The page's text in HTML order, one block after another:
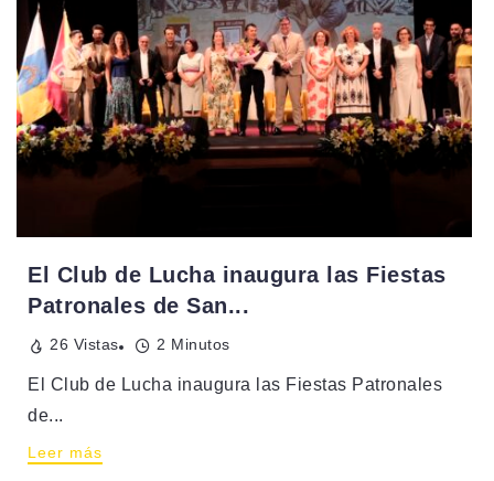
El Club de Lucha inaugura las Fiestas
Patronales de San...
26 Vistas 2 Minutos
El Club de Lucha inaugura las Fiestas Patronales
de...
Leer más